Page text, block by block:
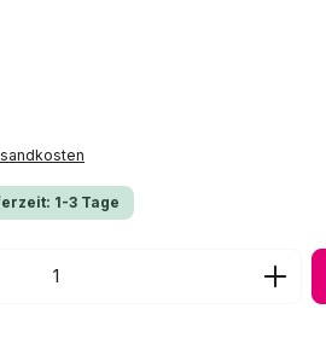
1-3 Tage
den gewünschten Wert ein